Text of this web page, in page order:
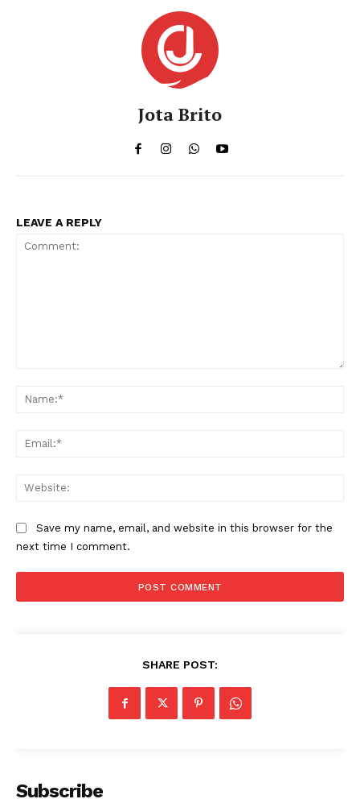
Jota Brito
LEAVE A REPLY
Save my name, email, and website in this browser for the
next time I comment.
SHARE POST:
Subscribe